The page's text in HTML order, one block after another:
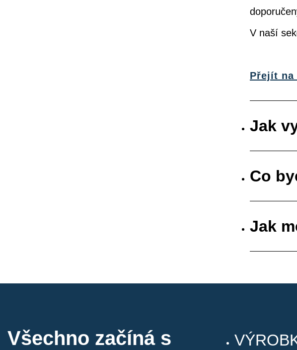
V naší
Přejít na
Jak
Co
Jak
Všechno začíná s